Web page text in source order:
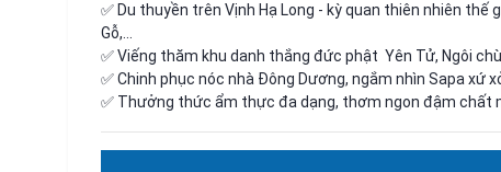
✅ Du thuyền trên Vịnh Hạ Long - kỳ quan thiên nhiên thế
Gỗ,...
✅ Viếng thăm khu danh thắng đức phật Yên Tử, Ngôi
✅ Chinh phục nóc nhà Đông Dương, ngắm nhìn Sapa xứ
✅ Thưởng thức ẩm thực đa dạng, thơm ngon đậm chất